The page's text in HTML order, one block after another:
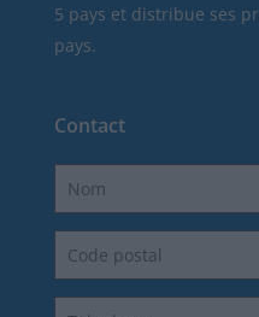
5 pays et distribue ses
pays.
Contact